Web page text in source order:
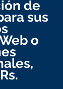
de
sus
o